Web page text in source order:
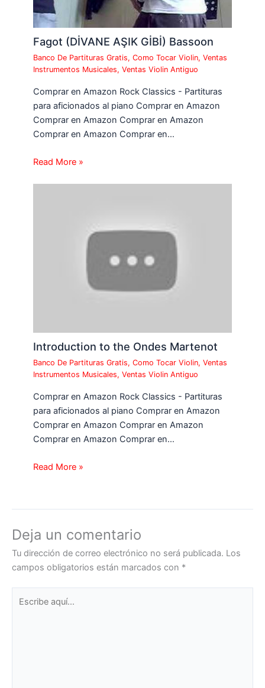
Fagot (DİVANE AŞIK GİBİ) Bassoon
Banco De Partituras Gratis,Como Tocar Violin,Ventas
Instrumentos Musicales,Ventas Violin Antiguo
Comprar en Amazon Rock Classics - Partituras
para aficionados al piano Comprar en Amazon
Comprar en Amazon Comprar en Amazon
Comprar en Amazon Comprar en…
Read More »
Introduction to the Ondes Martenot
Banco De Partituras Gratis,Como Tocar Violin,Ventas
Instrumentos Musicales,Ventas Violin Antiguo
Comprar en Amazon Rock Classics - Partituras
para aficionados al piano Comprar en Amazon
Comprar en Amazon Comprar en Amazon
Comprar en Amazon Comprar en…
Read More »
Deja un comentario
Tu dirección de correo electrónico no será publicada. Los
campos obligatorios están marcados con *
aquí...